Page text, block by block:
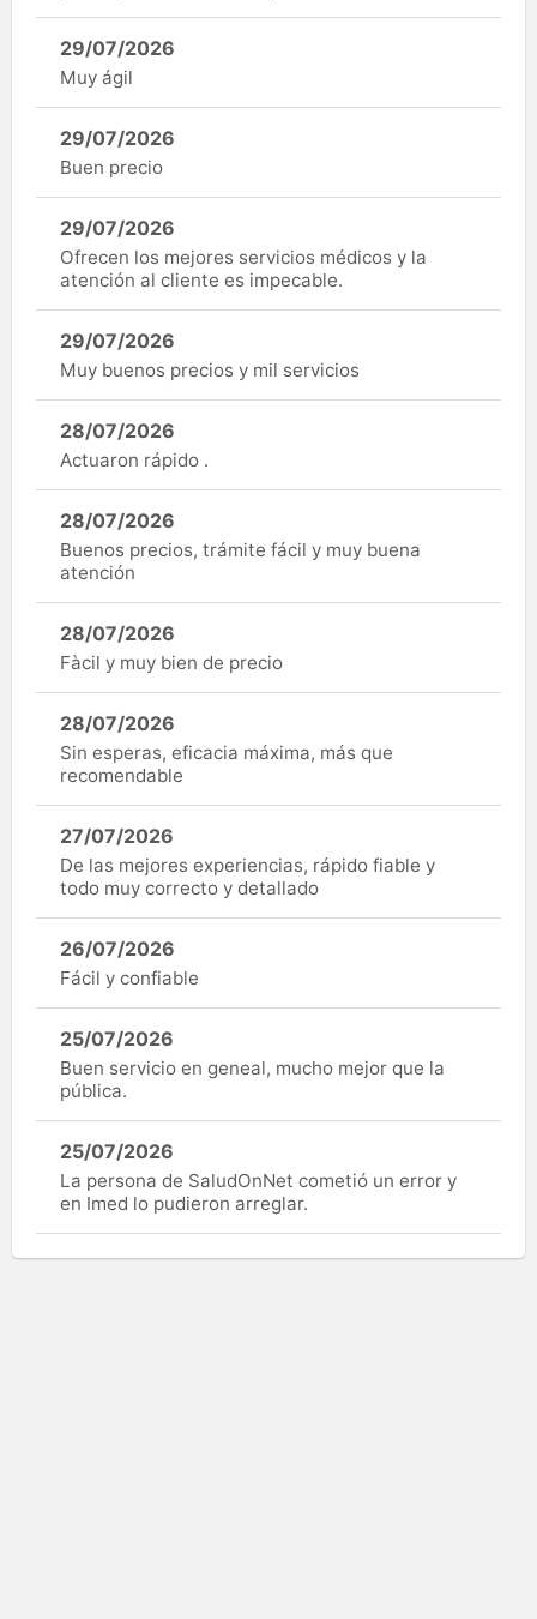
29/07/2026
Muy ágil
29/07/2026
Buen precio
29/07/2026
Ofrecen los mejores servicios médicos y la
atención al cliente es impecable.
29/07/2026
Muy buenos precios y mil servicios
28/07/2026
Actuaron rápido .
28/07/2026
Buenos precios, trámite fácil y muy buena
atención
28/07/2026
Fàcil y muy bien de precio
28/07/2026
Sin esperas, eficacia máxima, más que
recomendable
27/07/2026
De las mejores experiencias, rápido fiable y
todo muy correcto y detallado
26/07/2026
Fácil y confiable
25/07/2026
Buen servicio en geneal, mucho mejor que la
pública.
25/07/2026
La persona de SaludOnNet cometió un error y
en Imed lo pudieron arreglar.